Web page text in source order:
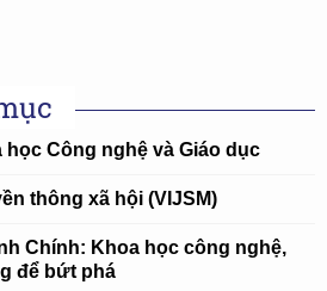
học Công nghệ và Giáo dục
thông xã hội (VIJSM)
Chính: Khoa học công nghệ,
để bứt phá